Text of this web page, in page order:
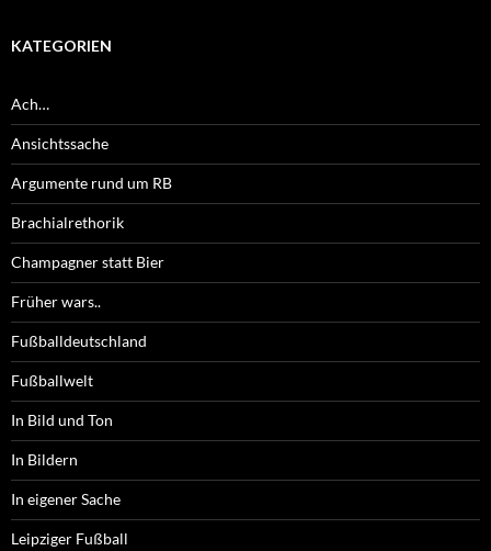
KATEGORIEN
Ach…
Ansichtssache
Argumente rund um RB
Brachialrethorik
Champagner statt Bier
Früher wars..
Fußballdeutschland
Fußballwelt
In Bild und Ton
In Bildern
In eigener Sache
Leipziger Fußball